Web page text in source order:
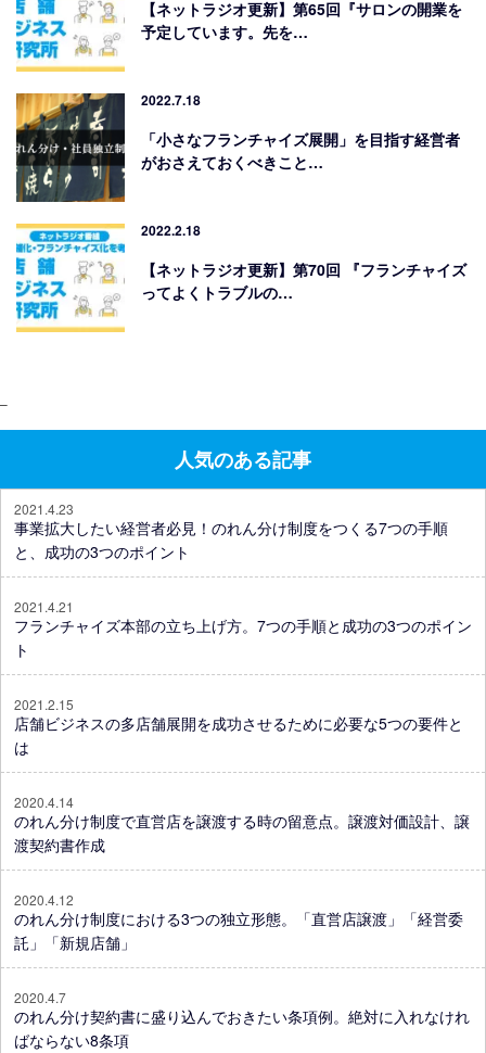
【ネットラジオ更新】第65回『サロンの開業を
予定しています。先を…
2022.7.18
「小さなフランチャイズ展開」を目指す経営者
がおさえておくべきこと…
2022.2.18
【ネットラジオ更新】第70回 『フランチャイズ
ってよくトラブルの…
–
人気のある記事
2021.4.23
事業拡大したい経営者必見！のれん分け制度をつくる7つの手順
と、成功の3つのポイント
2021.4.21
フランチャイズ本部の立ち上げ方。7つの手順と成功の3つのポイン
ト
2021.2.15
店舗ビジネスの多店舗展開を成功させるために必要な5つの要件と
は
2020.4.14
のれん分け制度で直営店を譲渡する時の留意点。譲渡対価設計、譲
渡契約書作成
2020.4.12
のれん分け制度における3つの独立形態。「直営店譲渡」「経営委
託」「新規店舗」
2020.4.7
のれん分け契約書に盛り込んでおきたい条項例。絶対に入れなけれ
ばならない8条項